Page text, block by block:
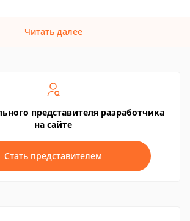
Читать далее
представителя разработчика
на сайте
Стать представителем